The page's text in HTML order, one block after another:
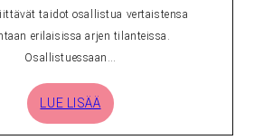
taidot osallistua vertaistensa
erilaisissa arjen tilanteissa.
Osallistuessaan…
LUE LISÄÄ